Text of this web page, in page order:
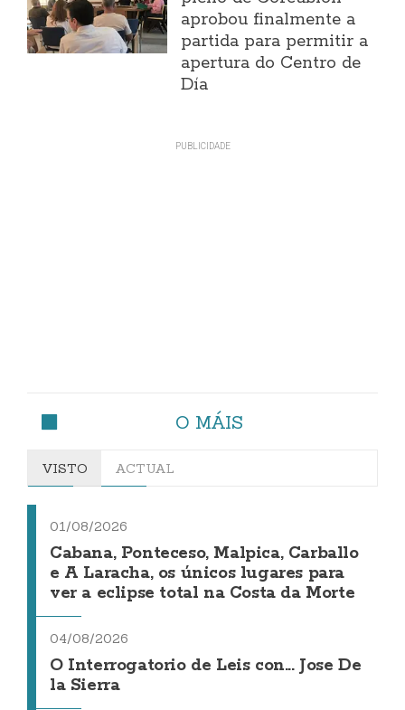
aprobou finalmente a
partida para permitir a
apertura do Centro de
Día
O MÁIS
VISTO ACTUAL
01/08/2026
Cabana, Ponteceso, Malpica, Carballo
e A Laracha, os únicos lugares para
ver a eclipse total na Costa da Morte
04/08/2026
O Interrogatorio de Leis con... Jose De
la Sierra